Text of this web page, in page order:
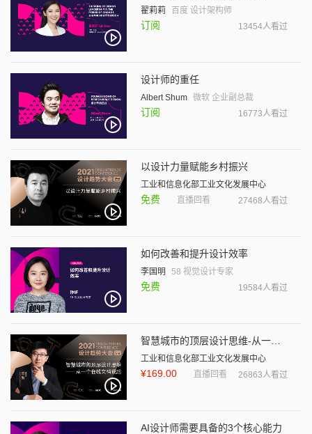
翟莉莉 百度 设计架构师
订阅 13454人看过
设计师的重任
Albert Shum 微软 企业副总裁
订阅 16773人看过
以设计力量赋能乡村振兴
工业和信息化部工业文化发展中心
免费 直播回看 27468人看过
如何改善和提升设计效率
李国明 58 视觉设计专家
免费 19584人看过
工业和信息化部工业文化发展中心
¥169.00 直播回看 26863人看过
AI设计师需要具备的3个核心能力